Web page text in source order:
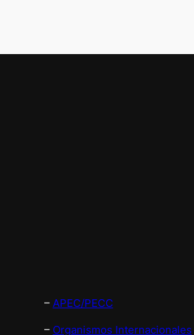
– APEC/PECC
– Organismos Internacionales